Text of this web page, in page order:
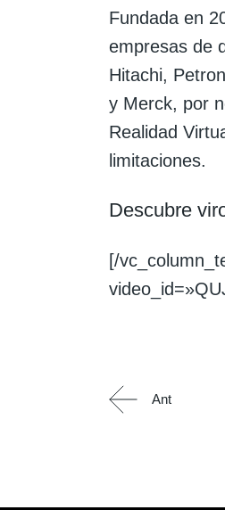
Fundada en
empresas de
Hitachi,
y Merck, por
Realidad
limitaciones.
Descubre
[/
Ant